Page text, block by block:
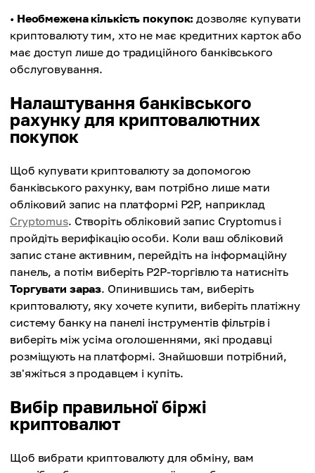
• Необмежена кількість покупок: дозволяє купувати
криптовалюту тим, хто не має кредитних карток або
має доступ лише до традиційного банківського
обслуговування.
Налаштування банківського
рахунку для криптовалютних
покупок
Щоб купувати криптовалюту за допомогою
банківського рахунку, вам потрібно лише мати
обліковий запис на платформі P2P, наприклад
Cryptomus. Створіть обліковий запис Cryptomus і
пройдіть верифікацію особи. Коли ваш обліковий
запис стане активним, перейдіть на інформаційну
панель, а потім виберіть P2P-торгівлю та натисніть
Торгувати зараз. Опинившись там, виберіть
криптовалюту, яку хочете купити, виберіть платіжну
систему банку на панелі інструментів фільтрів і
виберіть між усіма оголошеннями, які продавці
розміщують на платформі. Знайшовши потрібний,
зв'яжіться з продавцем і купіть.
Вибір правильної біржі
криптовалют
Щоб вибрати криптовалюту для обміну, вам